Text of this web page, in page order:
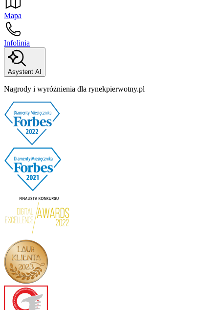
Mapa
Infolinia
Asystent AI
Nagrody i wyróżnienia dla rynekpierwotny.pl